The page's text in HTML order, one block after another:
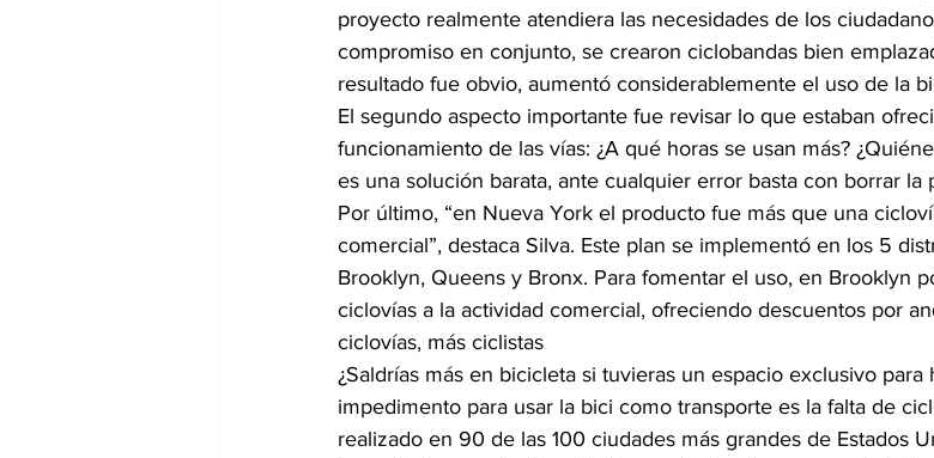
proyecto realmente atendiera las necesidades de los
compromiso en conjunto, se crearon ciclobandas bien
resultado fue obvio, aumentó considerablemente el uso de la
El segundo aspecto importante fue revisar lo que estaban
funcionamiento de las vías: ¿A qué horas se usan más?
es una solución barata, ante cualquier error basta con borrar la
Por último, “en Nueva York el producto fue más que una
comercial”, destaca Silva. Este plan se implementó en los 5
Brooklyn, Queens y Bronx. Para fomentar el uso, en Brooklyn
ciclovías a la actividad comercial, ofreciendo descuentos por
ciclovías, más ciclistas
¿Saldrías más en bicicleta si tuvieras un espacio exclusivo para
impedimento para usar la bici como transporte es la falta de
realizado en 90 de las 100 ciudades más grandes de Estados